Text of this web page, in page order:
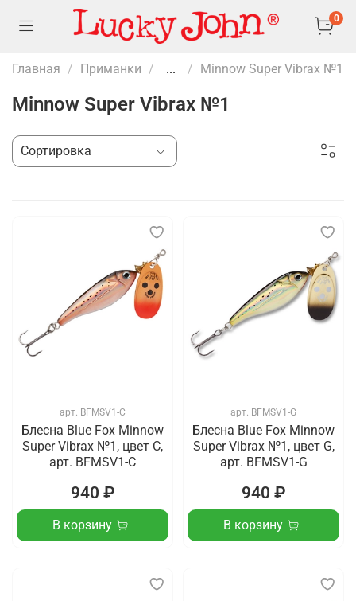
0
Главная Приманки ... Minnow Super Vibrax №1
Minnow Super Vibrax №1
арт. BFMSV1-C
Блесна Blue Fox Minnow
Super Vibrax №1, цвет C,
арт. BFMSV1-C
940 ₽
В корзину
арт. BFMSV1-G
Блесна Blue Fox Minnow
Super Vibrax №1, цвет G,
арт. BFMSV1-G
940 ₽
В корзину